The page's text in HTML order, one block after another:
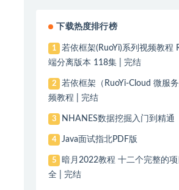
下载热度排行榜
1
若依框架(RuoYi)系列视频教程
端分离版本 118集 | 完结
2
若依框架（RuoYi-Cloud 微服
频教程 | 完结
3 NHANES数据挖掘入门到精通
4 Java面试指北PDF版
5
暗月2022教程 十二个完整的
全 | 完结